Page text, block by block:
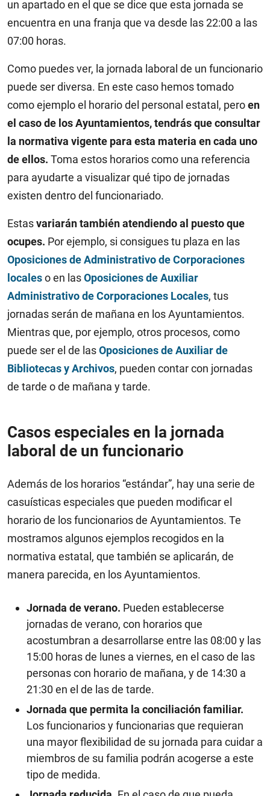
un apartado en el que se dice que esta jornada se
encuentra en una franja que va desde las 22:00 a las
07:00 horas.
Como puedes ver, la jornada laboral de un funcionario
puede ser diversa. En este caso hemos tomado
como ejemplo el horario del personal estatal, peroen
el caso de los Ayuntamientos, tendrás que consultar
la normativa vigente para esta materia en cada uno
de ellos. Toma estos horarios como una referencia
para ayudarte a visualizar qué tipo de jornadas
existen dentro del funcionariado.
Estasvariarán también atendiendo al puesto que
ocupes. Por ejemplo, si consigues tu plaza en las
Oposiciones de Administrativo de Corporaciones
localeso en lasOposiciones de Auxiliar
Administrativo de Corporaciones Locales, tus
jornadas serán de mañana en los Ayuntamientos.
Mientras que, por ejemplo, otros procesos, como
puede ser el de lasOposiciones de Auxiliar de
Bibliotecas y Archivos, pueden contar con jornadas
de tarde o de mañana y tarde.
Casos especiales en la jornada
laboral de un funcionario
Además de los horarios “estándar”, hay una serie de
casuísticas especiales que pueden modificar el
horario de los funcionarios de Ayuntamientos. Te
mostramos algunos ejemplos recogidos en la
normativa estatal, que también se aplicarán, de
manera parecida, en los Ayuntamientos.
Jornada de verano. Pueden establecerse
jornadas de verano, con horarios que
acostumbran a desarrollarse entre las 08:00 y las
15:00 horas de lunes a viernes, en el caso de las
personas con horario de mañana, y de 14:30 a
21:30 en el de las de tarde.
Jornada que permita la conciliación familiar.
Los funcionarios y funcionarias que requieran
una mayor flexibilidad de su jornada para cuidar a
miembros de su familia podrán acogerse a este
tipo de medida.